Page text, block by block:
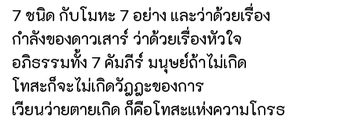
7 ชนิด กับโมหะ 7 อย่าง และว่าด้วยเรื่อง
กำลังของดาวเสาร์ ว่าด้วยเรื่องหัวใจ
อภิธรรมทั้ง 7 คัมภีร์ มนุษย์ถ้าไม่เกิด
โทสะก็จะไม่เกิดวัฎฎะของการ
เวียนว่ายตายเกิด ก็คือโทสะแห่งความโกรธ